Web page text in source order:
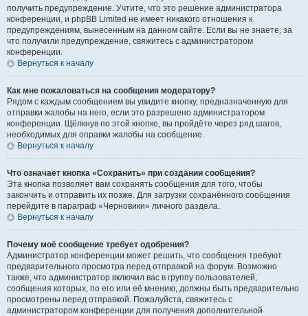
получить предупреждение. Учтите, что это решение администратора
конференции, и phpBB Limited не имеет никакого отношения к
предупреждениям, вынесенным на данном сайте. Если вы не знаете, за
что получили предупреждение, свяжитесь с администратором
конференции.
Вернуться к началу
Как мне пожаловаться на сообщения модератору?
Рядом с каждым сообщением вы увидите кнопку, предназначенную для
отправки жалобы на него, если это разрешено администратором
конференции. Щёлкнув по этой кнопке, вы пройдёте через ряд шагов,
необходимых для оправки жалобы на сообщение.
Вернуться к началу
Что означает кнопка «Сохранить» при создании сообщения?
Эта кнопка позволяет вам сохранять сообщения для того, чтобы
закончить и отправить их позже. Для загрузки сохранённого сообщения
перейдите в параграф «Черновики» личного раздела.
Вернуться к началу
Почему моё сообщение требует одобрения?
Администратор конференции может решить, что сообщения требуют
предварительного просмотра перед отправкой на форум. Возможно
также, что администратор включил вас в группу пользователей,
сообщения которых, по его или её мнению, должны быть предварительно
просмотрены перед отправкой. Пожалуйста, свяжитесь с
администратором конференции для получения дополнительной